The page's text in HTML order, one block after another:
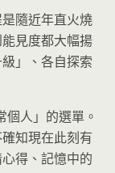
隨近年直火燒
見度都大幅揚
」、各自探索
人」的選單。
知現在此刻有
得、記憶中的